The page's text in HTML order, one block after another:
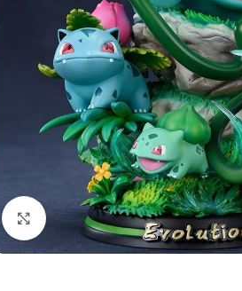
Nhấp để phóng to